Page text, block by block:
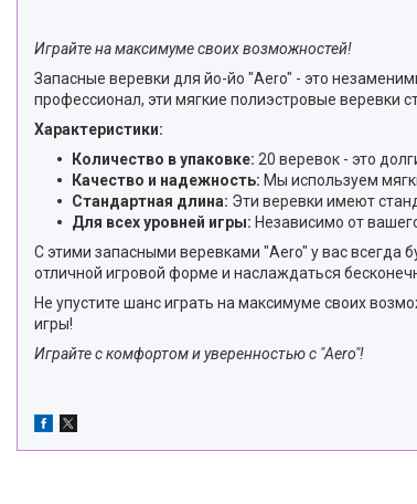
Играйте на максимуме своих возможностей!
Запасные веревки для йо-йо "Aero" - это
профессионал, эти мягкие полиэстровые веревки
Характеристики:
Количество в упаковке: 20 веревок - это
Качество и надежность: Мы используем
Стандартная длина: Эти веревки имеют
Для всех уровней игры: Независимо от
С этими запасными веревками "Aero" у вас
отличной игровой форме и наслаждаться
Не упустите шанс играть на максимуме своих
игры!
Играйте с комфортом и уверенностью с "Aero"!